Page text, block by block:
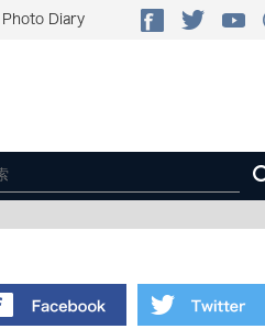
Photo Diary